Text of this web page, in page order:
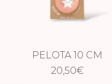
PELOTA 10 CM
GLITTER COBRE
20,50€